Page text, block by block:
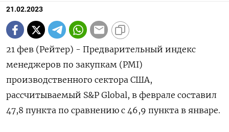
21.02.2023
21 фев (Рейтер) - Предварительный индекс
менеджеров по закупкам (PMI)
производственного сектора США,
рассчитываемый S&P Global, в феврале составил
47,8 пункта по сравнению с 46,9 пункта в январе.